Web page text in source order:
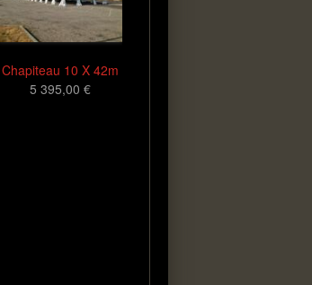
Chapiteau 10 X 42m
5 395,00 €